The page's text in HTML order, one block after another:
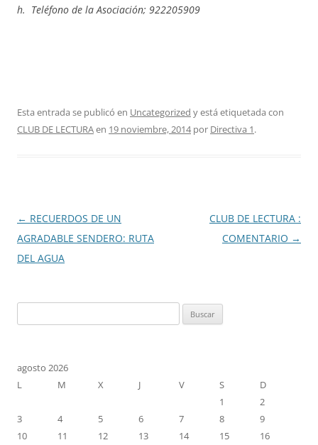
h. Teléfono de la Asociación; 922205909
Esta entrada se publicó en Uncategorized y está etiquetada con
CLUB DE LECTURAen 19 noviembre, 2014por Directiva 1.
Navegación
de
entradas
← RECUERDOS DE UN
AGRADABLE SENDERO: RUTA
DEL AGUA
CLUB DE LECTURA :
COMENTARIO →
agosto 2026
L
M X J V S
D
1
2
3
4 5 6 7 8
9
10
11 12 13 14 15
16